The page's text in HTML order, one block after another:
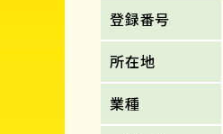
登録番号
所在地
業種